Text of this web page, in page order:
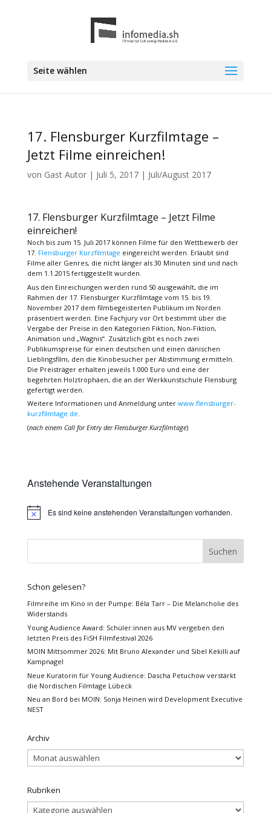
Seite wählen
17. Flensburger Kurzfilmtage –
Jetzt Filme einreichen!
von Gast Autor| Juli 5, 2017| Juli/August 2017
17. Flensburger Kurzfilmtage – Jetzt Filme
einreichen!
Noch bis zum 15. Juli 2017 können Filme für den Wettbewerb der
17. Flensburger Kurzfilmtage eingereicht werden. Erlaubt sind
Filme aller Genres, die nicht länger als 30 Minuten sind und nach
dem 1.1.2015 fertiggestellt wurden.
Aus den Einreichungen werden rund 50 ausgewählt, die im
Rahmen der 17. Flensburger Kurzfilmtage vom 15. bis 19.
November 2017 dem filmbegeisterten Publikum im Norden
präsentiert werden. Eine Fachjury vor Ort bestimmt über die
Vergabe der Preise in den Kategorien Fiktion, Non-Fiktion,
Animation und „Wagnis“. Zusätzlich gibt es noch zwei
Publikumspreise für einen deutschen und einen dänischen
Lieblingsfilm, den die Kinobesucher per Abstimmung ermitteln.
Die Preisträger erhalten jeweils 1.000 Euro und eine der
begehrten Holztrophäen, die an der Werkkunstschule Flensburg
gefertigt werden.
Weitere Informationen und Anmeldung unter www.flensburger-
kurzfilmtage.de.
(nach einem Call for Entry der Flensburger Kurzfilmtage)
Anstehende Veranstaltungen
HinweisEs sind keine anstehenden Veranstaltungen vorhanden.
Schon gelesen?
Filmreihe im Kino in der Pumpe: Béla Tarr – Die Melancholie des
Widerstands
Young Audience Award: Schüler:innen aus MV vergeben den
letzten Preis des FiSH Filmfestival 2026
MOIN Mittsommer 2026: Mit Bruno Alexander und Sibel Kekilli auf
Kampnagel
Neue Kuratorin für Young Audience: Dascha Petuchow verstärkt
die Nordischen Filmtage Lübeck
Neu an Bord bei MOIN: Sonja Heinen wird Development Executive
NEST
Archiv
Archiv
Rubriken
Rubriken